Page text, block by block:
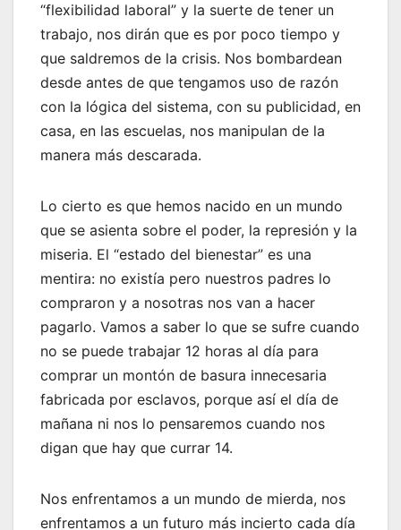
“flexibilidad laboral” y la suerte de tener un
trabajo, nos dirán que es por poco tiempo y
que saldremos de la crisis. Nos bombardean
desde antes de que tengamos uso de razón
con la lógica del sistema, con su publicidad, en
casa, en las escuelas, nos manipulan de la
manera más descarada.
Lo cierto es que hemos nacido en un mundo
que se asienta sobre el poder, la represión y la
miseria. El “estado del bienestar” es una
mentira: no existía pero nuestros padres lo
compraron y a nosotras nos van a hacer
pagarlo. Vamos a saber lo que se sufre cuando
no se puede trabajar 12 horas al día para
comprar un montón de basura innecesaria
fabricada por esclavos, porque así el día de
mañana ni nos lo pensaremos cuando nos
digan que hay que currar 14.
Nos enfrentamos a un mundo de mierda, nos
enfrentamos a un futuro más incierto cada día